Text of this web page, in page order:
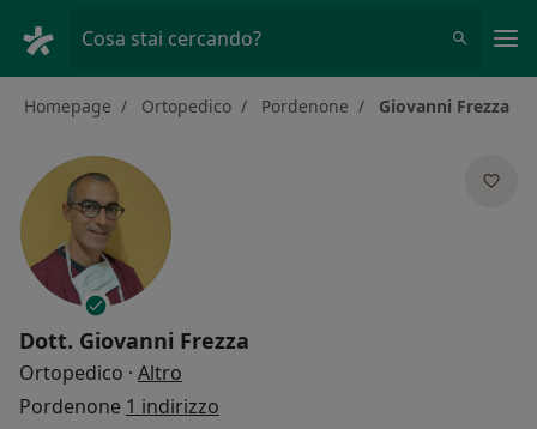
Cosa stai cercando?
Homepage Ortopedico Pordenone Giovanni Frezza
Dott. Giovanni Frezza
Ortopedico · Altro
Pordenone 1 indirizzo